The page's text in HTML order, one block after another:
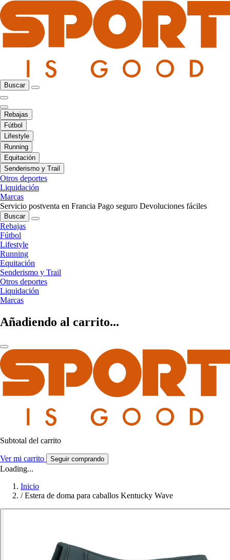
Buscar
Rebajas
Fútbol
Lifestyle
Running
Equitación
Senderismo y Trail
Otros deportes
Liquidación
Marcas
Servicio postventa en Francia Pago seguro Devoluciones fáciles
Buscar
Rebajas
Fútbol
Lifestyle
Running
Equitación
Senderismo y Trail
Otros deportes
Liquidación
Marcas
Añadiendo al carrito...
Subtotal del carrito
Ver mi carrito Seguir comprando
Loading...
Inicio
/ Estera de doma para caballos Kentucky Wave